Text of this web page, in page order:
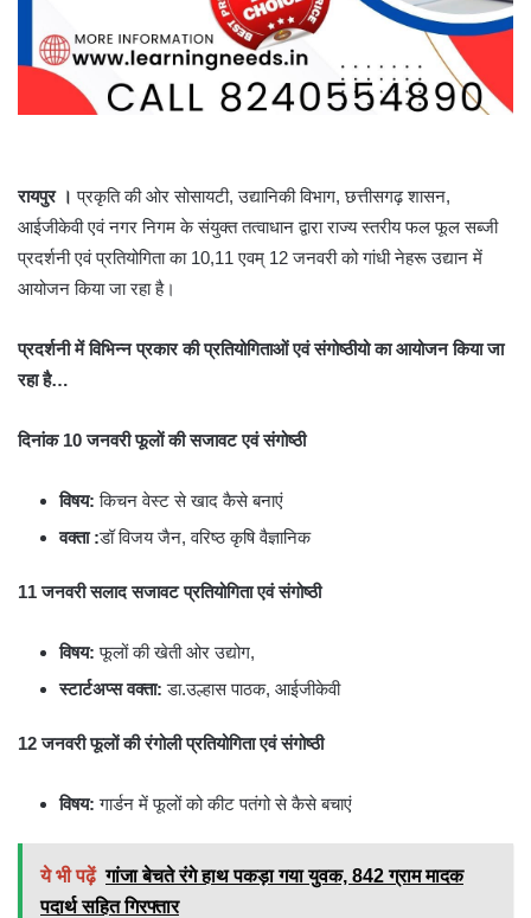
रायपुर । प्रकृति की ओर सोसायटी, उद्यानिकी विभाग, छत्तीसगढ़ शासन,
आईजीकेवी एवं नगर निगम के संयुक्त तत्वाधान द्वारा राज्य स्तरीय फल फूल सब्जी
प्रदर्शनी एवं प्रतियोगिता का 10,11 एवम् 12 जनवरी को गांधी नेहरू उद्यान में
आयोजन किया जा रहा है।
प्रदर्शनी में विभिन्न प्रकार की प्रतियोगिताओं एवं संगोष्ठीयो का आयोजन किया जा
रहा है…
दिनांक 10 जनवरी फूलों की सजावट एवं संगोष्ठी
विषय: किचन वेस्ट से खाद कैसे बनाएं
वक्ता :डॉ विजय जैन, वरिष्ठ कृषि वैज्ञानिक
11 जनवरी सलाद सजावट प्रतियोगिता एवं संगोष्ठी
विषय: फूलों की खेती ओर उद्योग,
स्टार्टअप्स वक्ता: डा.उल्हास पाठक, आईजीकेवी
12 जनवरी फूलों की रंगोली प्रतियोगिता एवं संगोष्ठी
विषय: गार्डन में फूलों को कीट पतंगो से कैसे बचाएं
ये भी पढ़ें गांजा बेचते रंगे हाथ पकड़ा गया युवक, 842 ग्राम मादक
पदार्थ सहित गिरफ्तार